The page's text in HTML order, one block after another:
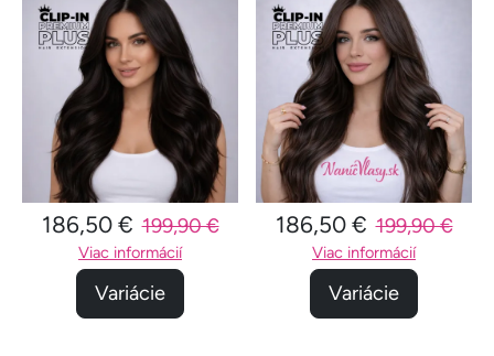
186,50 € 199,90 €
Viac informácií
Variácie
186,50 € 199,90 €
Viac informácií
Variácie